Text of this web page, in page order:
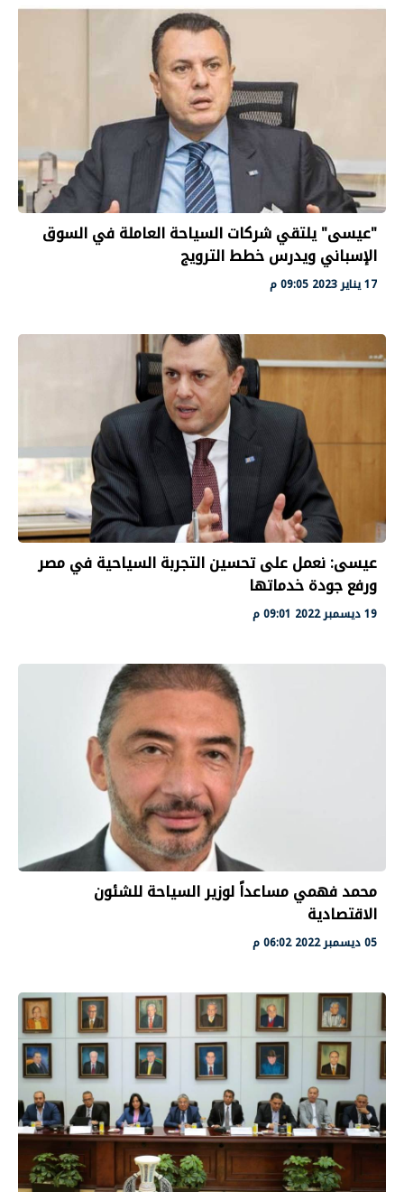
"عيسى" يلتقي شركات السياحة العاملة في السوق
الإسباني ويدرس خطط الترويج
17 يناير 2023 09:05 م
عيسى: نعمل على تحسين التجربة السياحية في مصر
ورفع جودة خدماتها
19 ديسمبر 2022 09:01 م
محمد فهمي مساعداً لوزير السياحة للشئون
الاقتصادية
05 ديسمبر 2022 06:02 م